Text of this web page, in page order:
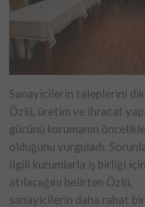
Sanayicilerin taleplerini
Özlü, üretim ve ihracat
gücünü korumanın
olduğunu vurguladı.
ilgili kurumlarla iş birliği
atılacağını belirten Özlü,
sanayicilerin daha rahat bir